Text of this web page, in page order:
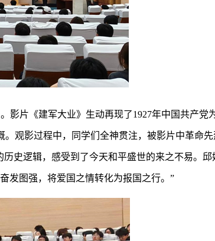
影片《建军大业》生动再现了1927年中国共产党
观影过程中，同学们全神贯注，被影片中革命
史逻辑，感受到了今天和平盛世的来之不易。
发图强，将爱国之情转化为报国之行。”